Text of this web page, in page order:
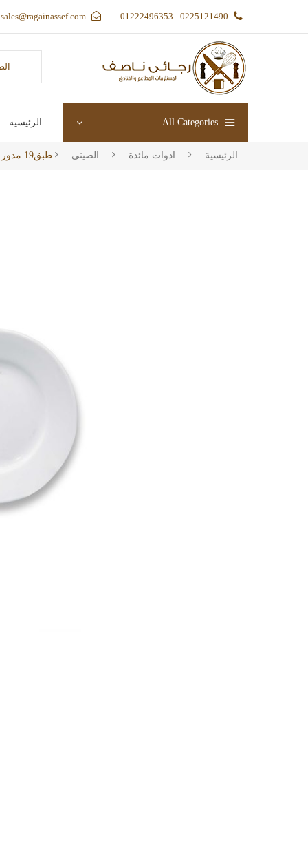
0225121490 - 01222496353
sales@ragainassef.com
الرئيسيه All Categories
الرئيسية ادوات مائدة الصينى طبق19 مدور